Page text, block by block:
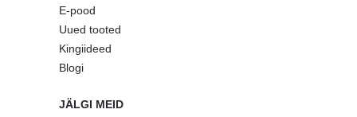
E-pood
Uued tooted
Kingiideed
Blogi
JÄLGI MEID